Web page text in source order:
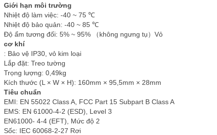
Giới hạn môi trường
Nhiệt độ làm việc: -40 ~ 75 ℃
Nhiệt độ bảo quản: -40 ~ 85 ℃
Độ ẩm tương đối: 5% ~ 95% （không ngưng tụ）Vỏ
cơ khí
: Bảo vệ IP30, vỏ kim loại
Lắp đặt: Treo tường
Trọng lượng: 0,49kg
Kích thước (L × W × H): 160mm × 95,5mm × 28mm
Tiêu chuẩn
EMI: EN 55022 Class A, FCC Part 15 Subpart B Class A
EMS: EN 61000-4-2 (ESD), Level 3
EN61000- 4-4 (EFT), Mức độ 2
Sốc: IEC 60068-2-27 Rơi